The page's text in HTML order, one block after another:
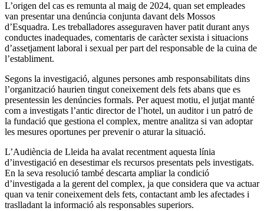
L’origen del cas es remunta al maig de 2024, quan set empleades
van presentar una denúncia conjunta davant dels Mossos
d’Esquadra. Les treballadores asseguraven haver patit durant anys
conductes inadequades, comentaris de caràcter sexista i situacions
d’assetjament laboral i sexual per part del responsable de la cuina de
l’establiment.
Segons la investigació, algunes persones amb responsabilitats dins
l’organització haurien tingut coneixement dels fets abans que es
presentessin les denúncies formals. Per aquest motiu, el jutjat manté
com a investigats l’antic director de l’hotel, un auditor i un patró de
la fundació que gestiona el complex, mentre analitza si van adoptar
les mesures oportunes per prevenir o aturar la situació.
L’Audiència de Lleida ha avalat recentment aquesta línia
d’investigació en desestimar els recursos presentats pels investigats.
En la seva resolució també descarta ampliar la condició
d’investigada a la gerent del complex, ja que considera que va actuar
quan va tenir coneixement dels fets, contactant amb les afectades i
traslladant la informació als responsables superiors.